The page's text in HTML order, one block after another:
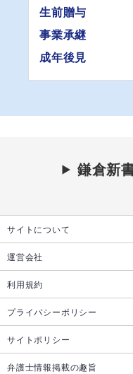
生前贈与
事業承継
成年後見
鎌倉新
サイトについて
運営会社
利用規約
プライバシーポリシー
サイトポリシー
弁護士情報掲載の趣旨